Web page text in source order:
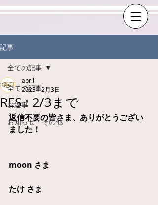
記事
全ての記事
お返事
お知らせ・その他
全ての記事
RES : 2/3まで
april
2023年2月3日
返信不要の皆さま、ありがとうござい
ました！
moon さま
たけ さま